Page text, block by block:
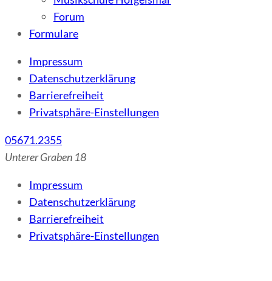
Forum
Formulare
Impressum
Datenschutzerklärung
Barrierefreiheit
Privatsphäre-Einstellungen
05671.2355
Unterer Graben 18
Impressum
Datenschutzerklärung
Barrierefreiheit
Privatsphäre-Einstellungen